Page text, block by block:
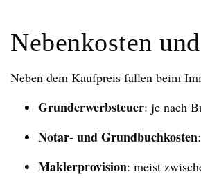
Nebenkosten
Neben dem Kaufpreis fallen beim
Grunderwerbsteuer: je nach
Notar- und Grundbuchkosten
Maklerprovision: meist